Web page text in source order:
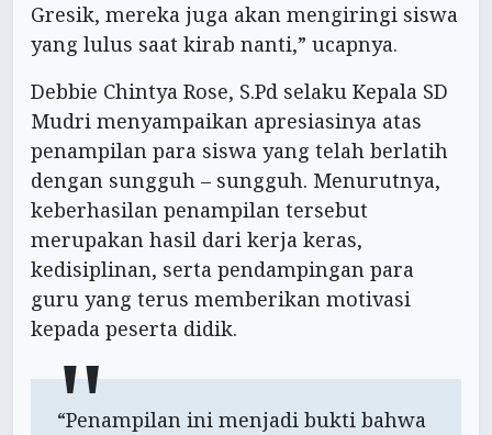
Gresik, mereka juga akan mengiringi siswa
yang lulus saat kirab nanti,” ucapnya.
Debbie Chintya Rose, S.Pd selaku Kepala SD
Mudri menyampaikan apresiasinya atas
penampilan para siswa yang telah berlatih
dengan sungguh – sungguh. Menurutnya,
keberhasilan penampilan tersebut
merupakan hasil dari kerja keras,
kedisiplinan, serta pendampingan para
guru yang terus memberikan motivasi
kepada peserta didik.
“Penampilan ini menjadi bukti bahwa